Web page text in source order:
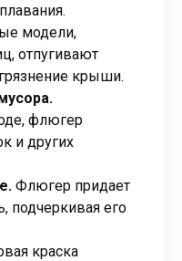
модели,
отпугивают
крыши.
флюгер
и других
Флюгер придает
подчеркивая его
краска